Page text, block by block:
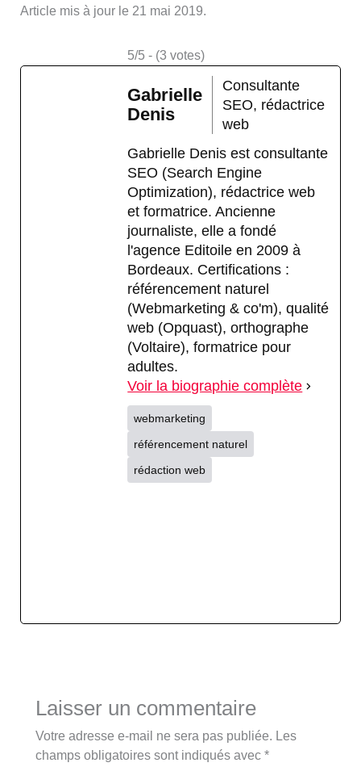
Article mis à jour le 21 mai 2019.
5/5 - (3 votes)
Gabrielle
Denis
Consultante
SEO, rédactrice
web
Gabrielle Denis est consultante
SEO (Search Engine
Optimization), rédactrice web
et formatrice. Ancienne
journaliste, elle a fondé
l'agence Editoile en 2009 à
Bordeaux. Certifications :
référencement naturel
(Webmarketing & co'm), qualité
web (Opquast), orthographe
(Voltaire), formatrice pour
adultes.
Voir la biographie complète
webmarketing
référencement naturel
rédaction web
Laisser un commentaire
Votre adresse e-mail ne sera pas publiée. Les
champs obligatoires sont indiqués avec *